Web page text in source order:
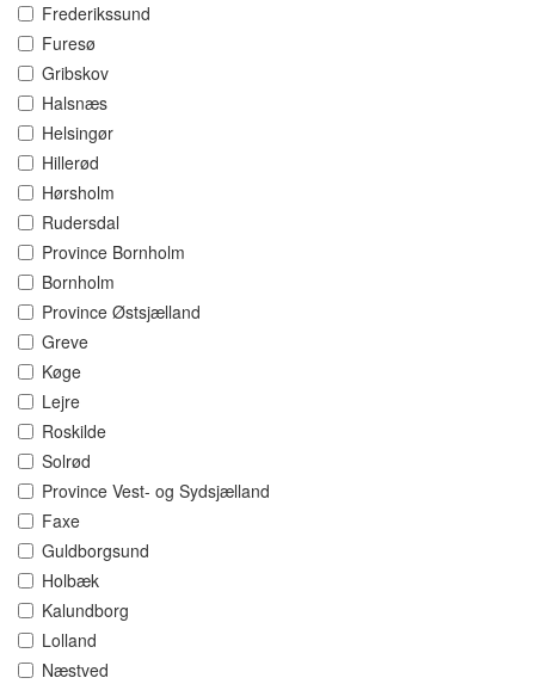
Frederikssund
Furesø
Gribskov
Halsnæs
Helsingør
Hillerød
Hørsholm
Rudersdal
Province Bornholm
Bornholm
Province Østsjælland
Greve
Køge
Lejre
Roskilde
Solrød
Province Vest- og Sydsjælland
Faxe
Guldborgsund
Holbæk
Kalundborg
Lolland
Næstved